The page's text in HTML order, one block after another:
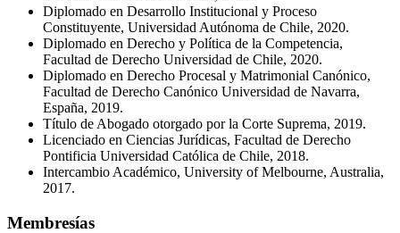
Diplomado en Desarrollo Institucional y Proceso
Constituyente, Universidad Autónoma de Chile, 2020.
Diplomado en Derecho y Política de la Competencia,
Facultad de Derecho Universidad de Chile, 2020.
Diplomado en Derecho Procesal y Matrimonial Canónico,
Facultad de Derecho Canónico Universidad de Navarra,
España, 2019.
Título de Abogado otorgado por la Corte Suprema, 2019.
Licenciado en Ciencias Jurídicas, Facultad de Derecho
Pontificia Universidad Católica de Chile, 2018.
Intercambio Académico, University of Melbourne, Australia,
2017.
Membresías